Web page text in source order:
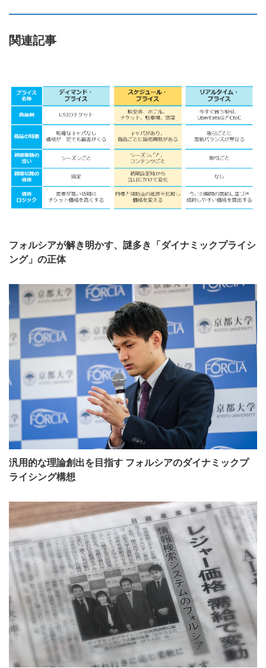
関連記事
フォルシアが解き明かす、謎多き「ダイナミックプライシ
ング」の正体
汎用的な理論創出を目指す フォルシアのダイナミックプ
ライシング構想